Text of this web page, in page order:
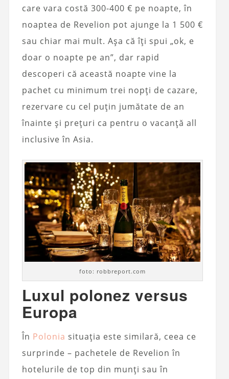
care vara costă 300-400 € pe noapte, în
noaptea de Revelion pot ajunge la 1 500 €
sau chiar mai mult. Așa că îți spui „ok, e
doar o noapte pe an”, dar rapid
descoperi că această noapte vine la
pachet cu minimum trei nopți de cazare,
rezervare cu cel puțin jumătate de an
înainte și prețuri ca pentru o vacanță all
inclusive în Asia.
foto: robbreport.com
Luxul polonez versus
Europa
În Polonia situația este similară, ceea ce
surprinde – pachetele de Revelion în
hotelurile de top din munți sau în